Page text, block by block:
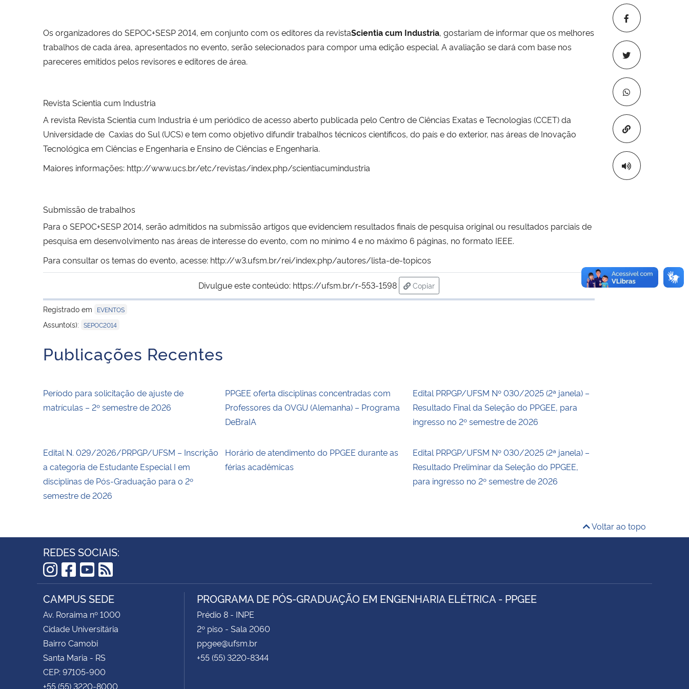
Copiar para
Os organizadores do SEPOC+SESP 2014, em conjunto com os editores da revistaScientia cum Industria, gostariam de informar que os melhores
trabalhos de cada área, apresentados no evento, serão selecionados para compor uma edição especial. A avaliação se dará com base nos
pareceres emitidos pelos revisores e editores de área.
Revista Scientia cum Industria
A revista Revista Scientia cum Industria é um periódico de acesso aberto publicada pelo Centro de Ciências Exatas e Tecnologias (CCET) da
Universidade de Caxias do Sul (UCS) e tem como objetivo difundir trabalhos técnicos científicos, do país e do exterior, nas áreas de Inovação
Tecnológica em Ciências e Engenharia e Ensino de Ciências e Engenharia.
Maiores informações: http://www.ucs.br/etc/revistas/index.php/scientiacumindustria
Submissão de trabalhos
Para o SEPOC+SESP 2014, serão admitidos na submissão artigos que evidenciem resultados finais de pesquisa original ou resultados parciais de
pesquisa em desenvolvimento nas áreas de interesse do evento, com no mínimo 4 e no máximo 6 páginas, no formato IEEE.
Para consultar os temas do evento, acesse: http://w3.ufsm.br/rei/index.php/autores/lista-de-topicos
Divulgue este conteúdo: https://ufsm.br/r-553-1598
Copiar
para área de transferência
Registrado em
EVENTOS
Assunto(s): SEPOC2014
Publicações Recentes
Período para solicitação de ajuste de
matrículas – 2º semestre de 2026
PPGEE oferta disciplinas concentradas com
Professores da OVGU (Alemanha) – Programa
DeBraIA
Edital PRPGP/UFSM Nº 030/2025 (2ª janela) –
Resultado Final da Seleção do PPGEE, para
ingresso no 2º semestre de 2026
Edital N. 029/2026/PRPGP/UFSM – Inscrição
a categoria de Estudante Especial I em
disciplinas de Pós-Graduação para o 2º
semestre de 2026
Horário de atendimento do PPGEE durante as
férias acadêmicas
Edital PRPGP/UFSM Nº 030/2025 (2ª janela) –
Resultado Preliminar da Seleção do PPGEE,
para ingresso no 2º semestre de 2026
Voltar ao topo
REDES SOCIAIS:
Instagram
Facebook
YouTube
RSS
CAMPUS SEDE
Av. Roraima nº 1000
Cidade Universitária
Bairro Camobi
Santa Maria - RS
CEP: 97105-900
+55 (55) 3220-8000
PROGRAMA DE PÓS-GRADUAÇÃO EM ENGENHARIA ELÉTRICA - PPGEE
Prédio 8 - INPE
2º piso - Sala 2060
ppgee@ufsm.br
+55 (55) 3220-8344